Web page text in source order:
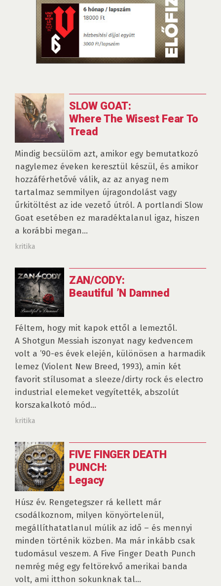
SLOW GOAT:
Where The Wisest Fear To
Tread
Mindig becsülöm azt, amikor egy bemutatkozó
nagylemez éveken keresztül készül, és amikor
hozzáférhetővé válik, az az anyag nem
tartalmaz semmilyen újragondolást vagy
űrkitöltést az ide vezető útról. A portlandi Slow
Goat esetében ez maradéktalanul igaz, hiszen
a korábbi megan...
kritika
ZAN/CODY:
Beautiful ’N Damned
Féltem, hogy mit kapok ettől a lemeztől.
A Shotgun Messiah iszonyat nagy kedvencem
volt a ’90-es évek elején, különösen a harmadik
lemez (Violent New Breed, 1993), amin két
favorit stílusomat a sleeze/dirty rock és electro
industrial elemeket vegyítették, abszolút
korszakalkotó mód...
kritika
FIVE FINGER DEATH
PUNCH:
Legacy
Húsz év. Rengetegszer rá kellett már
csodálkoznom, milyen könyörtelenül,
megállíthatatlanul múlik az idő – és mennyi
minden történik közben. Ma már inkább csak
tudomásul veszem. A Five Finger Death Punch
nemrég még egy feltörekvő amerikai banda
volt, ami itthon sokunknak tal...